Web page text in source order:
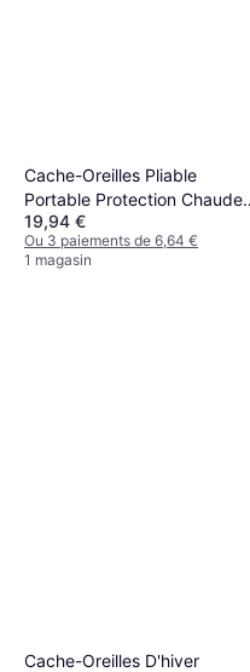
Cache-Oreilles Pliable
Portable Protection Chaude
Coupe-Vent
19,94 €
Ou 3 paiements de 6,64 €
1 magasin
Cache-Oreilles D'hiver